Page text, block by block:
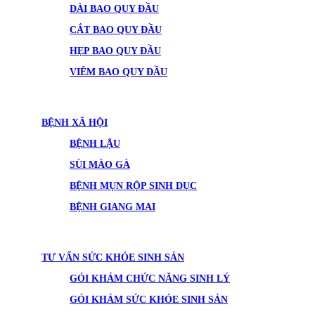
DÀI BAO QUY ĐẦU
CẮT BAO QUY ĐẦU
HẸP BAO QUY ĐẦU
VIÊM BAO QUY ĐẦU
BỆNH XÃ HỘI
BỆNH LẬU
SÙI MÀO GÀ
BỆNH MỤN RỘP SINH DỤC
BỆNH GIANG MAI
TƯ VẤN SỨC KHỎE SINH SẢN
GÓI KHÁM CHỨC NĂNG SINH LÝ
GÓI KHÁM SỨC KHỎE SINH SẢN